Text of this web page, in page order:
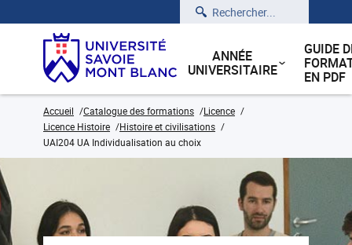
Rechercher
ANNÉE
UNIVERSITAIRE
GUIDE
EN PDF
Accueil Catalogue des formations
Licence
Licence Histoire
Histoire et civilisations
UAI204 UA Individualisation au choix